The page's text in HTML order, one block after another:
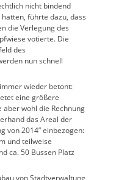
nicht bindend
führte dazu, dass
die Verlegung des
votierte. Die
des
nun schnell
wieder betont:
eine größere
aber wohl die Rechnung
das Areal der
von 2014” einbezogen:
und teilweise
ca. 50 Bussen Platz